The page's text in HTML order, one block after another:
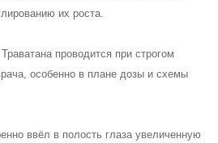
их роста.
проводится при строгом
особенно в плане дозы и схемы
ввёл в полость глаза увеличенную